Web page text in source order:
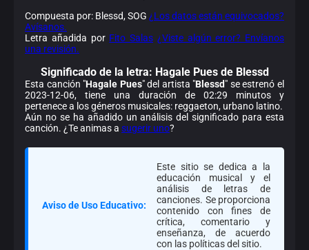
Compuesta por: Blessd, SOG ¿Los datos están equivocados?
Avísanos.
Letra añadida por Fito Salas ¿Viste algún error? Envíanos
una revisión.
Significado de la letra: Hagale Pues de Blessd
Esta canción "Hagale Pues" del artista "Blessd" se estrenó el
2023-12-06, tiene una duración de 02:29 minutos y
pertenece a los géneros musicales: reggaeton, urbano latino.
Aún no se ha añadido un análisis del significado para esta
canción. ¿Te animas a sugerir uno?
Aviso de Uso Educativo:
Este sitio se dedica a la
educación musical y el
análisis de letras de
canciones. Se proporciona
contenido con fines de
crítica, comentario y
enseñanza, de acuerdo
con las políticas del sitio.